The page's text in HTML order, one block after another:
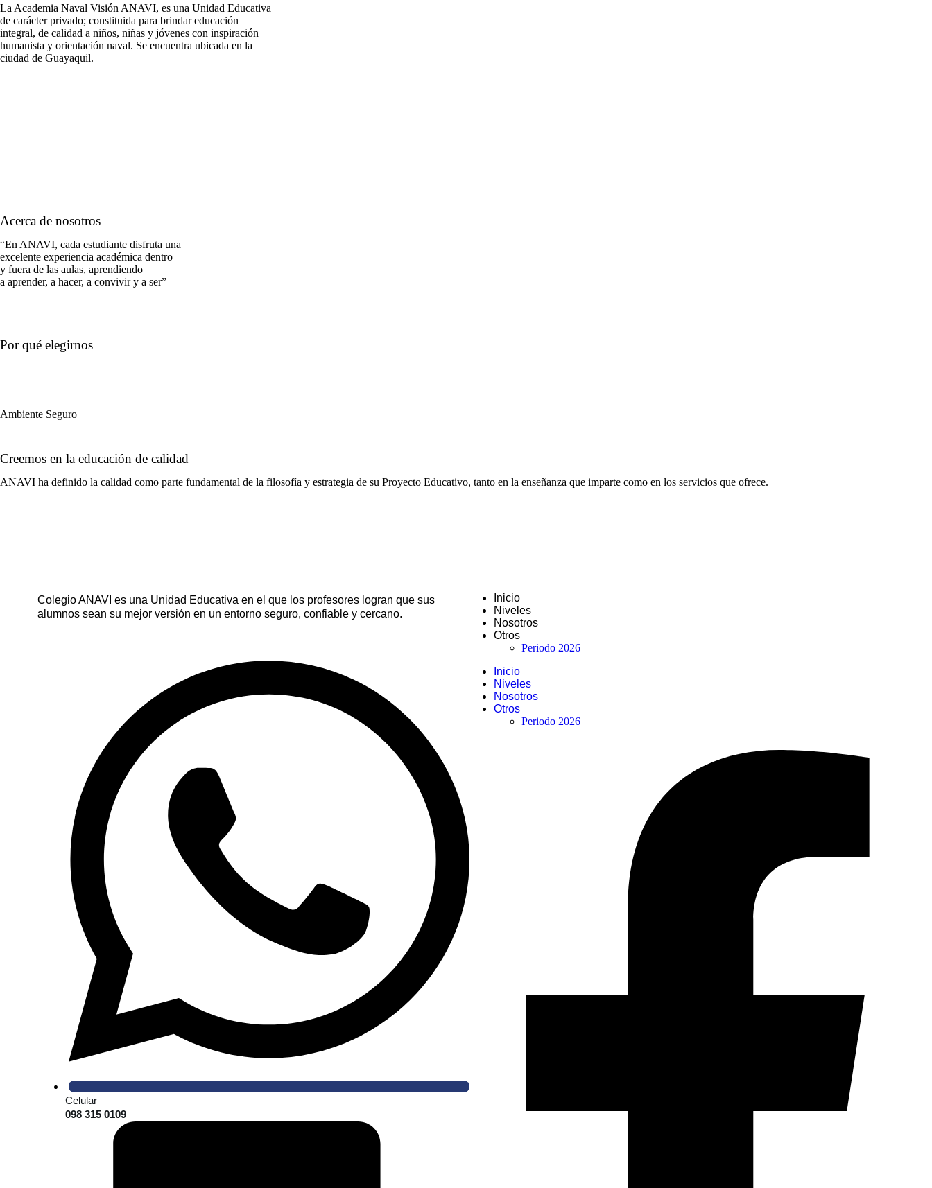
La Academia Naval Visión ANAVI, es una Unidad Educativa
de carácter privado; constituida para brindar educación
integral, de calidad a niños, niñas y jóvenes con inspiración
humanista y orientación naval. Se encuentra ubicada en la
ciudad de Guayaquil.
Acerca de nosotros
“En ANAVI, cada estudiante disfruta una
excelente experiencia académica dentro
y fuera de las aulas, aprendiendo
a aprender, a hacer, a convivir y a ser”
Por qué elegirnos
Ambiente Seguro
Creemos en la educación de calidad
ANAVI ha definido la calidad como parte fundamental de la filosofía y estrategia de su Proyecto Educativo, tanto en la enseñanza que imparte como en los servicios que ofrece.
Colegio ANAVI es una Unidad Educativa en el que los profesores logran que sus
alumnos sean su mejor versión en un entorno seguro, confiable y cercano.
Celular
098 315 0109
Inicio
Niveles
Nosotros
Otros
Periodo 2026
Inicio
Niveles
Nosotros
Otros
Periodo 2026